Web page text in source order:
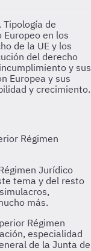
Tipología de
en los
de la UE y los
del derecho
y sus
Europea y sus
y crecimiento.
Régimen
especialidad
de la Junta de